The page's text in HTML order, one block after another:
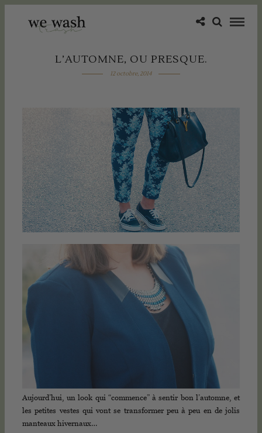
L’AUTOMNE, OU PRESQUE.
12 octobre, 2014
Aujourd’hui, un look qui “commence” à sentir bon l’automne, et
les petites vestes qui vont se transformer peu à peu en de jolis
manteaux hivernaux…